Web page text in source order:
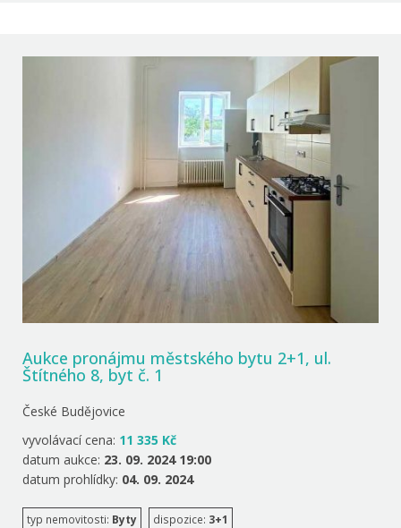
Aukce pronájmu městského bytu 2+1, ul.
Štítného 8, byt č. 1
České Budějovice
vyvolávací cena: 11 335 Kč
datum aukce: 23. 09. 2024 19:00
datum prohlídky: 04. 09. 2024
typ nemovitosti: Byty dispozice: 3+1